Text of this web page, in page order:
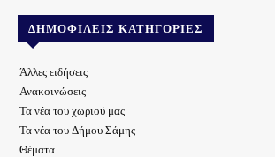
ΔΗΜΟΦΙΛΕΊΣ ΚΑΤΗΓΟΡΊΕΣ
Άλλες ειδήσεις
Ανακοινώσεις
Τα νέα του χωριού μας
Τα νέα του Δήμου Σάμης
Θέματα